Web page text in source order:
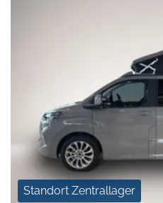
Standort Zentrallager